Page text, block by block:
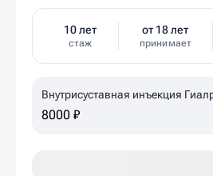
10 лет
стаж
от 18 лет
принимает
Внутрисуставная инъекция
8000 ₽